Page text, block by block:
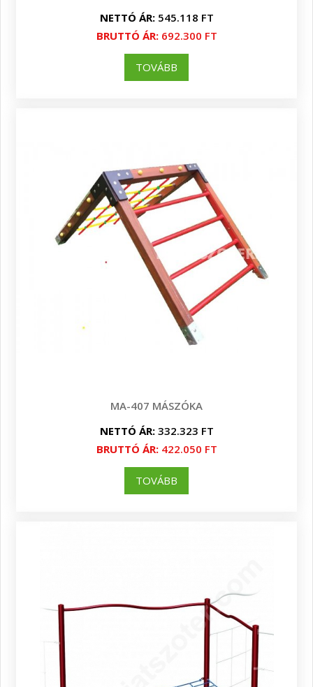
NETTÓ ÁR:545.118 FT
BRUTTÓ ÁR:692.300 FT
TOVÁBB
MA-407 MÁSZÓKA
NETTÓ ÁR:332.323 FT
BRUTTÓ ÁR:422.050 FT
TOVÁBB